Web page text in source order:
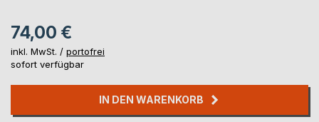
74,00 €
inkl. MwSt. / portofrei
sofort verfügbar
IN DEN WARENKORB